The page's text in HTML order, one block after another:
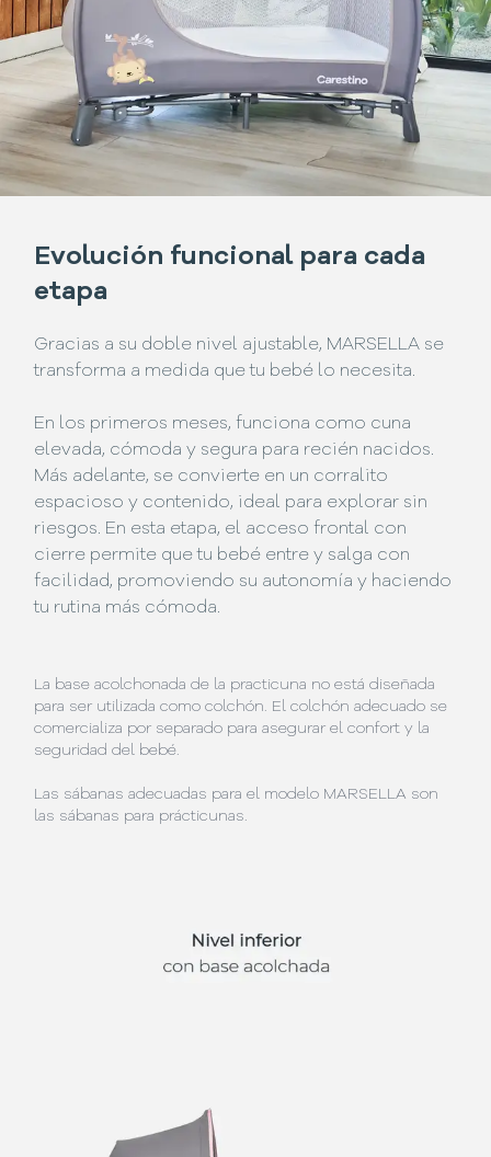
Evolución funcional para cada
etapa
Gracias a su doble nivel ajustable, MARSELLA se
transforma a medida que tu bebé lo necesita.
En los primeros meses, funciona como cuna
elevada, cómoda y segura para recién nacidos.
Más adelante, se convierte en un corralito
espacioso y contenido, ideal para explorar sin
riesgos. En esta etapa, el acceso frontal con
cierre permite que tu bebé entre y salga con
facilidad, promoviendo su autonomía y haciendo
tu rutina más cómoda.
La base acolchonada de la practicuna no está diseñada
para ser utilizada como colchón. El colchón adecuado se
comercializa por separado para asegurar el confort y la
seguridad del bebé.
Las sábanas adecuadas para el modelo MARSELLA son
las sábanas para prácticunas.